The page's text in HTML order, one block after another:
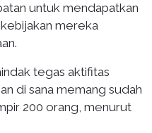
untuk mendapatkan
mereka
tegas aktifitas
di sana memang sudah
200 orang, menurut